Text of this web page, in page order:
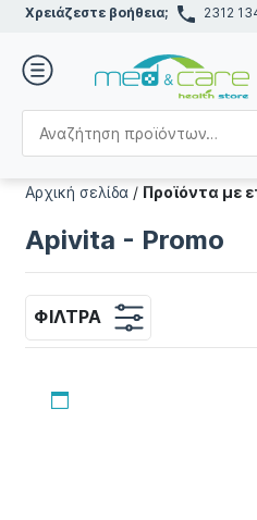
Χρειάζεστε βοήθεια; 2312
Αρχική σελίδα / Προϊόντα με
Apivita - Promo
ΦΊΛΤΡΑ